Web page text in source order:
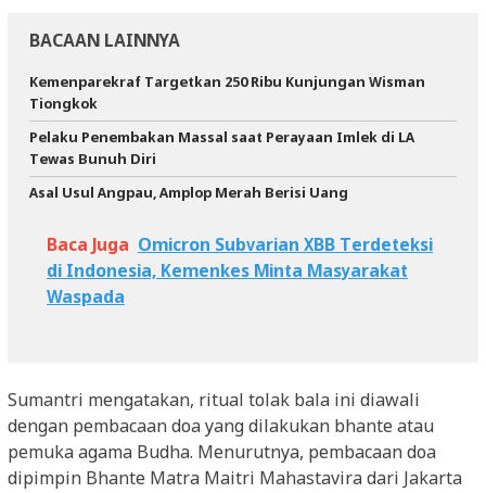
BACAAN LAINNYA
Kemenparekraf Targetkan 250 Ribu Kunjungan Wisman
Tiongkok
Pelaku Penembakan Massal saat Perayaan Imlek di LA
Tewas Bunuh Diri
Asal Usul Angpau, Amplop Merah Berisi Uang
Baca Juga Omicron Subvarian XBB Terdeteksi
di Indonesia, Kemenkes Minta Masyarakat
Waspada
Sumantri mengatakan, ritual tolak bala ini diawali
dengan pembacaan doa yang dilakukan bhante atau
pemuka agama Budha. Menurutnya, pembacaan doa
dipimpin Bhante Matra Maitri Mahastavira dari Jakarta